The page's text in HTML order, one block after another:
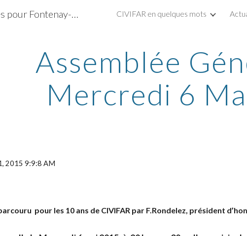
Skip to main content
Une réflexion, des idées pour Fontenay-aux-Roses CIVIFAR en quelques mots
Assemblée
Mercredi 6
2015 9:9:8 AM
pour les 10 ans de CIVIFAR par F.Rondelez, président